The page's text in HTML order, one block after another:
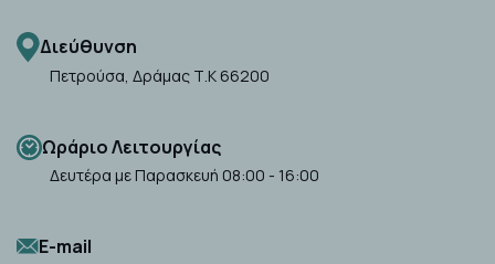
Διεύθυνση
Πετρούσα, Δράμας Τ.Κ 66200
Ωράριο Λειτουργίας
Δευτέρα με Παρασκευή 08:00 - 16:00
Ε-mail